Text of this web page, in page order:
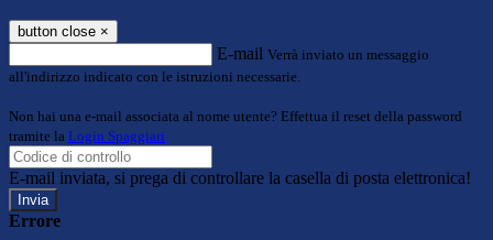
button close ×
E-mail Verrà inviato un messaggio
all'indirizzo indicato con le istruzioni necessarie.
Non hai una e-mail associata al nome utente? Effettua il reset della password
tramite la Login Spaggiari
E-mail inviata, si prega di controllare la casella di posta elettronica!
Errore